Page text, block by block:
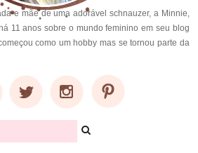
e mãe de uma adorável schnauzer, a Minnie,
11 anos sobre o mundo feminino em seu blog
como um hobby mas se tornou parte da